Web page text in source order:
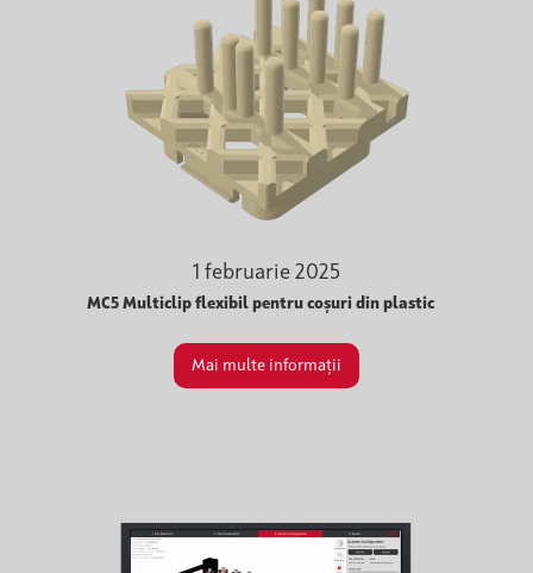
1 februarie 2025
MC5 Multiclip flexibil pentru coșuri din plastic
Mai multe informații